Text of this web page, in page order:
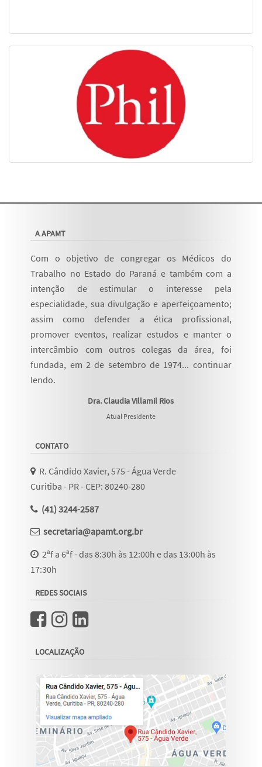
A APAMT
Com o objetivo de congregar os Médicos do
Trabalho no Estado do Paraná e também com a
intenção de estimular o interesse pela
especialidade, sua divulgação e aperfeiçoamento;
assim como defender a ética profissional,
promover eventos, realizar estudos e manter o
intercâmbio com outros colegas da área, foi
fundada, em 2 de setembro de 1974... continuar
lendo.
Dra. Claudia Villamil Rios
Atual Presidente
CONTATO
R. Cândido Xavier, 575 - Água Verde
Curitiba - PR - CEP: 80240-280
(41) 3244-2587
secretaria@apamt.org.br
2ªf a 6ªf - das 8:30h às 12:00h e das 13:00h às
17:30h
REDES SOCIAIS
LOCALIZAÇÃO